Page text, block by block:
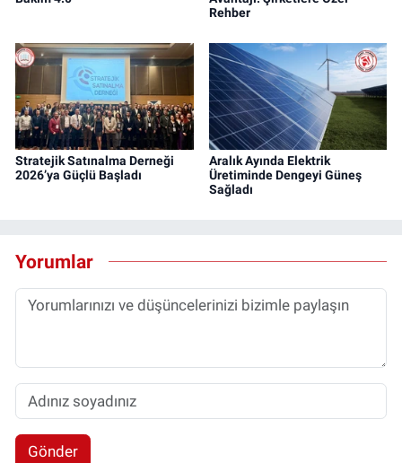
Rehber
Stratejik Satınalma Derneği
2026’ya Güçlü Başladı
Aralık Ayında Elektrik
Üretiminde Dengeyi Güneş
Sağladı
Yorumlar
Gönder